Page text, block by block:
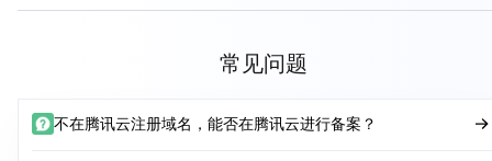
常见问题
不在腾讯云注册域名，能否在腾讯云进行备案？